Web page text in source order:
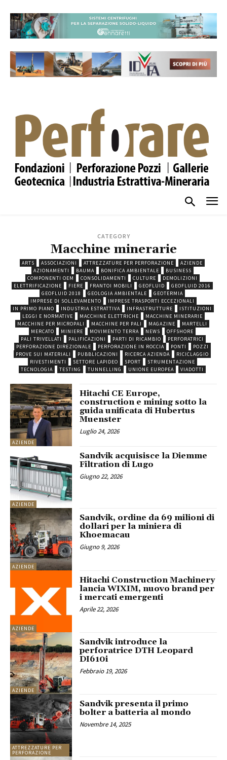
CATEGORY
Macchine minerarie
ARTS ASSOCIAZIONI ATTREZZATURE PER PERFORAZIONE
AZIENDE
AZIONAMENTI
BAUMA BONIFICA AMBIENTALE
BUSINESS
COMPONENTI OEM
CONSOLIDAMENTI CULTURE
DEMOLIZIONI
ELETTRIFICAZIONE
FIERE FRANTOI MOBILI GEOFLUID
GEOFLUID 2016
GEOFLUID 2018
GEOLOGIA AMBIENTALE
GEOTERMIA
IMPRESE DI SOLLEVAMENTO
IMPRESE TRASPORTI ECCEZIONALI
IN PRIMO PIANO
INDUSTRIA ESTRATTIVA INFRASTRUTTURE
ISTITUZIONI
LEGGI E NORMATIVE
MACCHINE ELETTRICHE
MACCHINE MINERARIE
MACCHINE PER MICROPALI
MACCHINE PER PALI MAGAZINE
MARTELLI
MERCATO
MINIERE MOVIMENTO TERRA NEWS
OFFSHORE
PALI TRIVELLATI
PALIFICAZIONI PARTI DI RICAMBIO
PERFORATRICI
PERFORAZIONE DIREZIONALE
PERFORAZIONE IN ROCCIA PONTI
POZZI
PROVE SUI MATERIALI
PUBBLICAZIONI RICERCA AZIENDA
RICICLAGGIO
RIVESTIMENTI
SETTORE LAPIDEO SPORT
STRUMENTAZIONE
TECNOLOGIA
TESTING TUNNELLING UNIONE EUROPEA VIADOTTI
AZIENDE
Hitachi CE Europe,
construction e mining sotto la
guida unificata di Hubertus
Muenster
Luglio 24, 2026
AZIENDE
Sandvik acquisisce la Diemme
Filtration di Lugo
Giugno 22, 2026
AZIENDE
Sandvik, ordine da 69 milioni di
dollari per la miniera di
Khoemacau
Giugno 9, 2026
AZIENDE
Hitachi Construction Machinery
lancia WIXIM, nuovo brand per
i mercati emergenti
Aprile 22, 2026
AZIENDE
Sandvik introduce la
perforatrice DTH Leopard
DI610i
Febbraio 19, 2026
ATTREZZATURE PER
PERFORAZIONE
Sandvik presenta il primo
bolter a batteria al mondo
Novembre 14, 2025